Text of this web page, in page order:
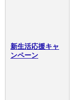
新生活応援キャ
ンペーン